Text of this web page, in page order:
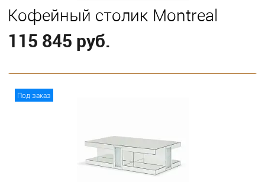
Кофейный столик Montreal
115 845 руб.
Под заказ